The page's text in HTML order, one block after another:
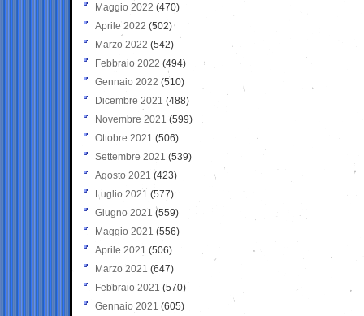
Maggio 2022 (470)
Aprile 2022 (502)
Marzo 2022 (542)
Febbraio 2022 (494)
Gennaio 2022 (510)
Dicembre 2021 (488)
Novembre 2021 (599)
Ottobre 2021 (506)
Settembre 2021 (539)
Agosto 2021 (423)
Luglio 2021 (577)
Giugno 2021(559)
Maggio 2021 (556)
Aprile 2021 (506)
Marzo 2021 (647)
Febbraio 2021 (570)
Gennaio 2021 (605)